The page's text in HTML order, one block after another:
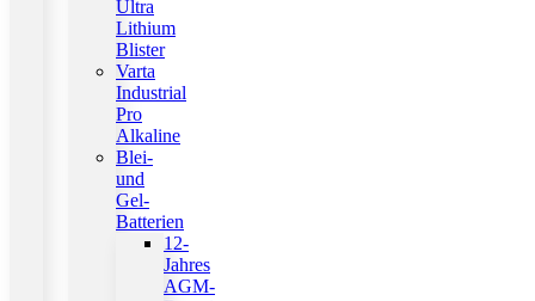
Ultra
Lithium
Blister
Varta
Industrial
Pro
Alkaline
Blei-
und
Gel-
Batterien
12-
Jahres
AGM-